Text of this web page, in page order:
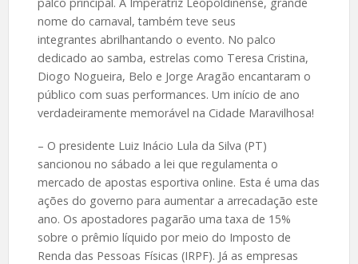
nome do carnaval, também teve seus
integrantes abrilhantando o evento. No palco
dedicado ao samba, estrelas como Teresa Cristina,
Diogo Nogueira, Belo e Jorge Aragão encantaram o
público com suas performances. Um início de ano
verdadeiramente memorável na Cidade Maravilhosa!
– O presidente Luiz Inácio Lula da Silva (PT)
sancionou no sábado a lei que regulamenta o
mercado de apostas esportiva online. Esta é uma das
ações do governo para aumentar a arrecadação este
ano. Os apostadores pagarão uma taxa de 15%
sobre o prêmio líquido por meio do Imposto de
Renda das Pessoas Físicas (IRPF). Já as empresas